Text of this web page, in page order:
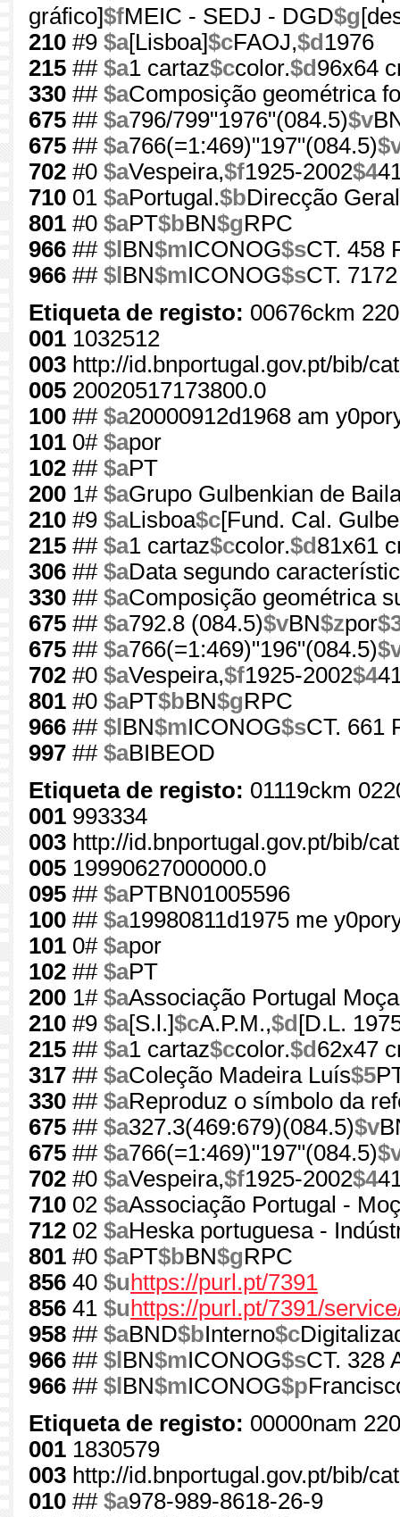
gráfico]$fMEIC - SEDJ - DGD$g
210 #9 $a[Lisboa]$cFAOJ,$d 1976
215 ## $a1 cartaz$ccolor.$d 96x64
330 ## $aComposição geométrica
675 ## $a796/799"1976"(084.5)$v
675 ## $a766(=1:469)"197"(084.5)
702 #0 $aVespeira,$f1925-2002$4
710 01 $aPortugal.$bDirecção
801 #0 $aPT$bBN$gRPC
966 ## $l BN$mICONOG$sCT. 458
966 ## $l BN$mICONOG$sCT.
Etiqueta de registo: 00676ckm
001 1032512
003 http://id.bnportugal.gov.pt/bib/
005 20020517173800.0
100 ## $a20000912d1968 am
101 0# $apor
102 ## $aPT
200 1# $aGrupo Gulbenkian de
210 #9 $aLisboa$c[Fund. Cal.
215 ## $a1 cartaz$ccolor.$d 81x61
306 ## $aData segundo
330 ## $aComposição geométrica
675 ## $a792.8 (084.5)$vBN$zpor
675 ## $a766(=1:469)"196"(084.5)
702 #0 $aVespeira,$f1925-2002$4
801 #0 $aPT$bBN$gRPC
966 ## $l BN$mICONOG$sCT. 661
997 ## $aBIBEOD
Etiqueta de registo: 01119ckm
001 993334
003 http://id.bnportugal.gov.pt/bib/
005 19990627000000.0
095 ## $aPTBN01005596
100 ## $a19980811d1975 me
101 0# $apor
102 ## $aPT
200 1# $aAssociação Portugal
210 #9 $a[S.l.]$cA.P.M.,$d [D.L.
215 ## $a1 cartaz$ccolor.$d 62x47
317 ## $aColeção Madeira Luís$5
330 ## $aReproduz o símbolo da
675 ## $a327.3(469:679)(084.5)$v
675 ## $a766(=1:469)"197"(084.5)
702 #0 $aVespeira,$f1925-2002$4
710 02 $aAssociação Portugal -
712 02 $aHeska portuguesa -
801 #0 $aPT$bBN$gRPC
856 40 $u https://purl.pt/7391
856 41 $u https://purl.pt/7391/
958 ## $aBND$bInterno$c
966 ## $l BN$mICONOG$sCT. 328
966 ## $l BN$mICONOG$p
Etiqueta de registo: 00000nam
001 1830579
003 http://id.bnportugal.gov.pt/bib/
010 ## $a978-989-8618-26-9